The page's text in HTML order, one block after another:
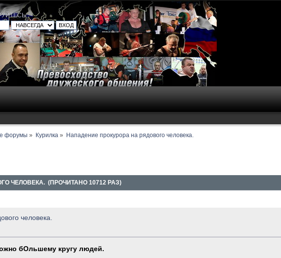
.
форумы » Курилка » Нападение прокурора на рядового человека.
ЧЕЛОВЕКА. (ПРОЧИТАНО 10712 РАЗ)
человека.
бОльшему кругу людей.